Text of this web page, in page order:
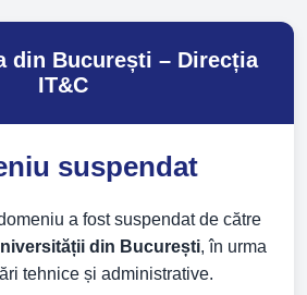
din București – Direcția
IT&C
suspendat
a fost suspendat de către
din București, în urma
tehnice și administrative.